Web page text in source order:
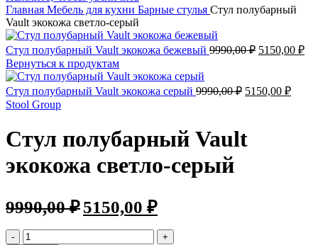
Главная Мебель для кухни Барные стулья Стул полубарный
Vault экокожа светло-серый
Стул полубарный Vault экокожа бежевый 9990,00₽ 5150,00 ₽
Вернуться к продуктам
Стул полубарный Vault экокожа серый 9990,00₽ 5150,00 ₽
Stool Group
Стул полубарный Vault
экокожа светло-серый
9990,00₽5150,00 ₽